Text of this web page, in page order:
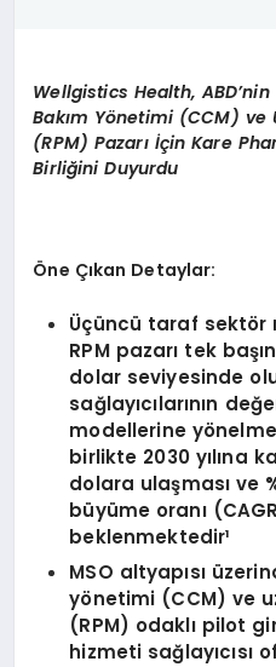
Wellgistics Health,
Bakım Yönetimi (CCM) ve
(RPM) Pazarı İçin Kare
Birliğini Duyurdu
Öne Çıkan Detaylar:
Üçüncü taraf sektör
RPM pazarı tek
dolar seviyesinde
sağlayıcılarının de
modellerine yö
birlikte 2030 yılına
dolara ulaşması ve
büyüme oranı
beklenmektedir¹
MSO altyapısı
yönetimi (CCM) ve
(RPM) odaklı pilot
hizmeti sağlayıcısı